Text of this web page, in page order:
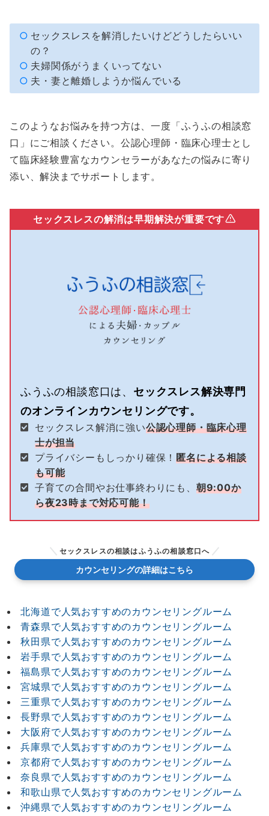
セックスレスを解消したいけどどうしたらいい
の？
夫婦関係がうまくいってない
夫・妻と離婚しようか悩んでいる
このようなお悩みを持つ方は、一度「ふうふの相談窓
口」にご相談ください。公認心理師・臨床心理士とし
て臨床経験豊富なカウンセラーがあなたの悩みに寄り
添い、解決までサポートします。
セックスレスの解消は早期解決が重要です
ふうふの相談窓口は、 セックスレス解決専門
のオンラインカウンセリングです。
セックスレス解消に強い公認心理師・臨床心理
士が担当
プライバシーもしっかり確保！匿名による相談
も可能
子育ての合間やお仕事終わりにも、 朝9:00か
ら夜23時まで対応可能！
セックスレスの相談はふうふの相談窓口へ
カウンセリングの詳細はこちら
北海道で人気おすすめのカウンセリングルーム
青森県で人気おすすめのカウンセリングルーム
秋田県で人気おすすめのカウンセリングルーム
岩手県で人気おすすめのカウンセリングルーム
福島県で人気おすすめのカウンセリングルーム
宮城県で人気おすすめのカウンセリングルーム
三重県で人気おすすめのカウンセリングルーム
長野県で人気おすすめのカウンセリングルーム
大阪府で人気おすすめのカウンセリングルーム
兵庫県で人気おすすめのカウンセリングルーム
京都府で人気おすすめのカウンセリングルーム
奈良県で人気おすすめのカウンセリングルーム
和歌山県で人気おすすめのカウンセリングルーム
沖縄県で人気おすすめのカウンセリングルーム